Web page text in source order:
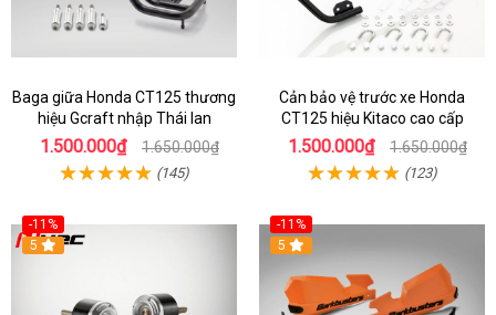
Baga giữa Honda CT125 thương
hiệu Gcraft nhập Thái lan
1.500.000₫ 1.650.000₫
(145)
Cản bảo vệ trước xe Honda
CT125 hiệu Kitaco cao cấp
1.500.000₫ 1.650.000₫
(123)
-11%
5
-11%
5